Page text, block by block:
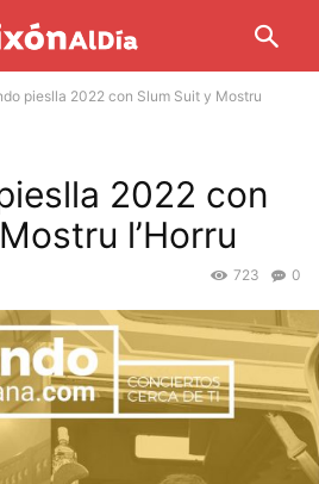
pieslla 2022 con Slum Suit y Mostru
2022 con
l’Horru
0
723